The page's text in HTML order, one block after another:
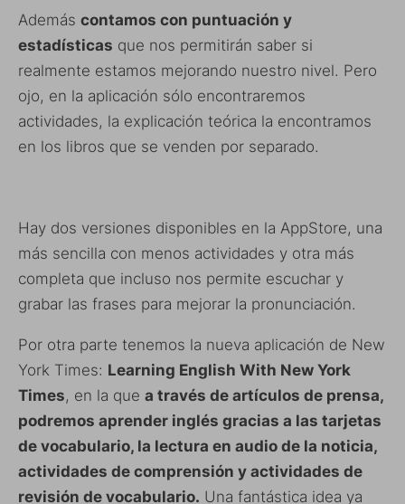
Además contamos con puntuación y
estadísticas que nos permitirán saber si
realmente estamos mejorando nuestro nivel. Pero
ojo, en la aplicación sólo encontraremos
actividades, la explicación teórica la encontramos
en los libros que se venden por separado.
Hay dos versiones disponibles en la AppStore, una
más sencilla con menos actividades y otra más
completa que incluso nos permite escuchar y
grabar las frases para mejorar la pronunciación.
Por otra parte tenemos la nueva aplicación de New
York Times: Learning English With New York
Times, en la que a través de artículos de prensa,
podremos aprender inglés gracias a las tarjetas
de vocabulario, la lectura en audio de la noticia,
actividades de comprensión y actividades de
revisión de vocabulario. Una fantástica idea ya